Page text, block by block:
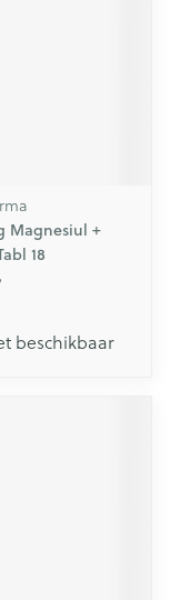
Magnesiul +
18
beschikbaar